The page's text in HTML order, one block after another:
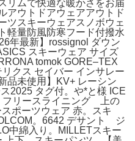
リムで快適な暖かさをお届
アウトドアウェアアウトド
ツスキーウェアスノボウェ
軽量防風防寒フード付撥水
年最新】rossignol ダウン
スキーウェア サイズ
tomok GORE–TEX
クス セイバー インサレー
品未使用】KV+ レーシン
2025 タグ付。や*と様 ICE
フリースライニング 上の
ポーツウェア 赤。スキ
。6642 デサント ジ
綿入り。MILLETスキー